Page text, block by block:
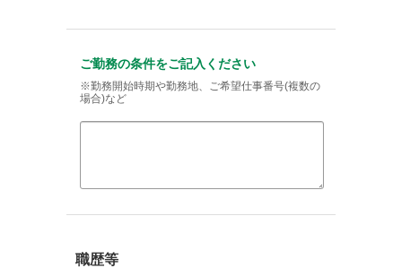
ご勤務の条件をご記入ください
※勤務開始時期や勤務地、ご希望仕事番号(複数の
場合)など
職歴等